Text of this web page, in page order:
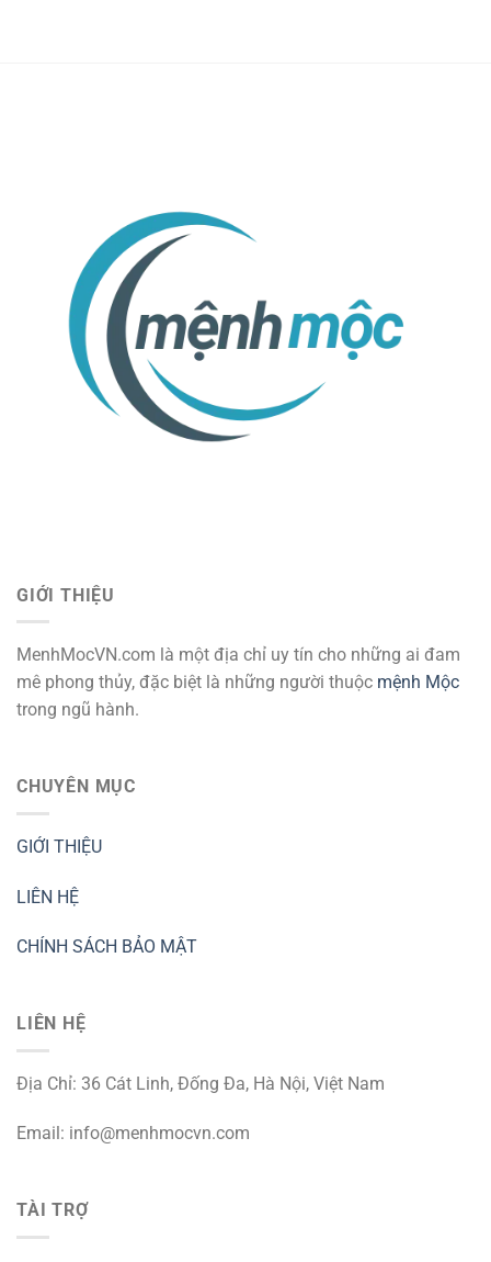
GIỚI THIỆU
MenhMocVN.com là một địa chỉ uy tín cho những ai đam
mê phong thủy, đặc biệt là những người thuộc mệnh Mộc
trong ngũ hành.
CHUYÊN MỤC
GIỚI THIỆU
LIÊN HỆ
CHÍNH SÁCH BẢO MẬT
LIÊN HỆ
Địa Chỉ: 36 Cát Linh, Đống Đa, Hà Nội, Việt Nam
Email: info@menhmocvn.com
TÀI TRỢ